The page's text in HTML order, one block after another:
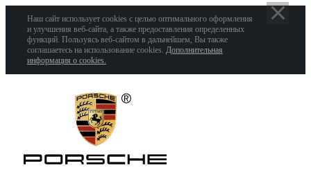
Наш сайт использует cookies с целью оптимального оформления
и улучшения веб-сайта, а также предоставления определенных
функций. Пользуясь веб-сайтом в дальнейшем, Вы также
соглашаетесь на использование cookies. Дополнительная
информация о cookies.